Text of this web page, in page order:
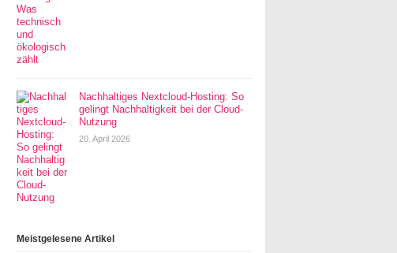
Nachhaltiges Nextcloud-Hosting: So
gelingt Nachhaltigkeit bei der Cloud-
Nutzung
20. April 2026
Meistgelesene Artikel